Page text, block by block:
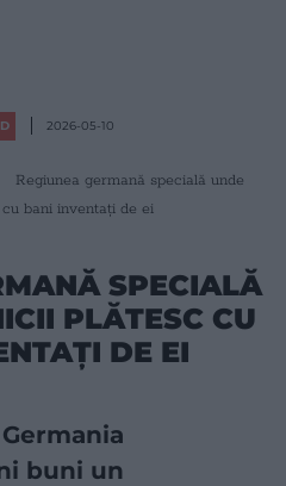
2026-05-10
Regiunea germană specială unde
bani inventați de ei
SPECIALĂ
PLĂTESC CU
DE EI
buni un